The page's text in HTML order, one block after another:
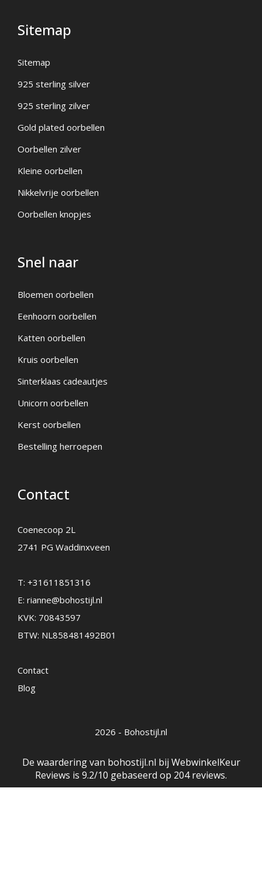
Sitemap
Sitemap
925 sterling silver
925 sterling zilver
Gold plated oorbellen
Oorbellen zilver
Kleine oorbellen
Nikkelvrije oorbellen
Oorbellen knopjes
Snel naar
Bloemen oorbellen
Eenhoorn oorbellen
Katten oorbellen
Kruis oorbellen
Sinterklaas cadeautjes
Unicorn oorbellen
Kerst oorbellen
Bestelling herroepen
Contact
Coenecoop 2L
2741 PG Waddinxveen
T: +31611851316
E: rianne@bohostijl.nl
KVK: 70843597
BTW: NL858481492B01
Contact
Blog
2026 - Bohostijl.nl
De waardering van bohostijl.nl bij WebwinkelKeur
Reviews is 9.2/10 gebaseerd op 204 reviews.